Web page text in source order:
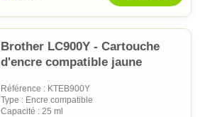
Brother LC900Y - Cartouche
d'encre compatible jaune
Référence : KTEB900Y
Type : Encre compatible
Capacité : 25 ml